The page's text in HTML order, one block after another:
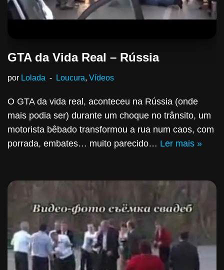
GTA da Vida Real – Rússia
por Lolada Loucura, Vídeos
O GTA da vida real, aconteceu na Rússia (onde
mais podia ser) durante um choque no trânsito, um
motorista bêbado transformou a rua num caos, com
porrada, embates… muito parecido… Ler mais »